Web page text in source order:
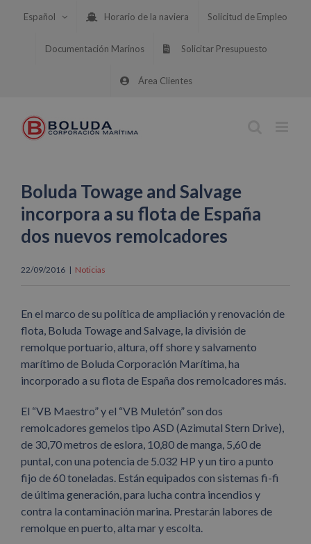
Español Horario de la naviera Solicitud de Empleo
Documentación Marinos Solicitar Presupuesto
Área Clientes
Boluda Towage and Salvage
incorpora a su flota de España
dos nuevos remolcadores
22/09/2016 | Noticias
En el marco de su política de ampliación y renovación de
flota, Boluda Towage and Salvage, la división de
remolque portuario, altura, off shore y salvamento
marítimo de Boluda Corporación Marítima, ha
incorporado a su flota de España dos remolcadores más.
El “VB Maestro” y el “VB Muletón” son dos
remolcadores gemelos tipo ASD (Azimutal Stern Drive),
de 30,70 metros de eslora, 10,80 de manga, 5,60 de
puntal, con una potencia de 5.032 HP y un tiro a punto
fijo de 60 toneladas. Están equipados con sistemas fi-fi
de última generación, para lucha contra incendios y
contra la contaminación marina. Prestarán labores de
remolque en puerto, alta mar y escolta.